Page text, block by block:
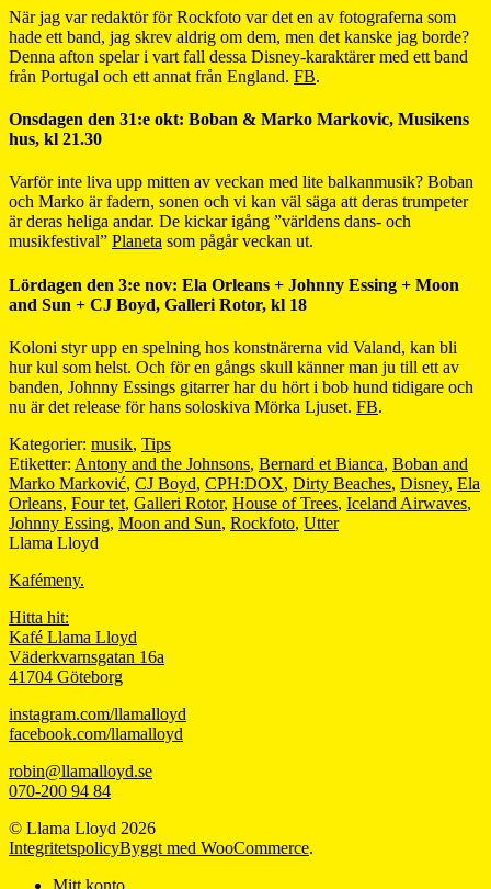
När jag var redaktör för Rockfoto var det en av fotograferna som
hade ett band, jag skrev aldrig om dem, men det kanske jag borde?
Denna afton spelar i vart fall dessa Disney-karaktärer med ett band
från Portugal och ett annat från England. FB.
Onsdagen den 31:e okt: Boban & Marko Markovic, Musikens
hus, kl 21.30
Varför inte liva upp mitten av veckan med lite balkanmusik? Boban
och Marko är fadern, sonen och vi kan väl säga att deras trumpeter
är deras heliga andar. De kickar igång ”världens dans- och
musikfestival” Planeta som pågår veckan ut.
Lördagen den 3:e nov: Ela Orleans + Johnny Essing + Moon
and Sun + CJ Boyd, Galleri Rotor, kl 18
Koloni styr upp en spelning hos konstnärerna vid Valand, kan bli
hur kul som helst. Och för en gångs skull känner man ju till ett av
banden, Johnny Essings gitarrer har du hört i bob hund tidigare och
nu är det release för hans soloskiva Mörka Ljuset. FB.
Kategorier: musik, Tips
Etiketter: Antony and the Johnsons, Bernard et Bianca, Boban and
Marko Marković, CJ Boyd, CPH:DOX, Dirty Beaches, Disney, Ela
Orleans, Four tet, Galleri Rotor, House of Trees, Iceland Airwaves,
Johnny Essing, Moon and Sun, Rockfoto, Utter
Llama Lloyd
Kafémeny.
Hitta hit:
Kafé Llama Lloyd
Väderkvarnsgatan 16a
41704 Göteborg
instagram.com/llamalloyd
facebook.com/llamalloyd
robin@llamalloyd.se
070-200 94 84
© Llama Lloyd 2026
IntegritetspolicyByggt med WooCommerce.
Mitt konto